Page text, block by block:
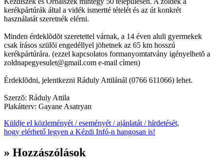
kerékpártúrák által a vidék ismertté tételét és az út konkrét
használatát szeretnék elérni.
Minden érdeklõdõt szeretettel várnak, a 14 éven aluli gyermekek
csak írásos szülõi engedéllyel jöhetnek az 65 km hosszú
kerékpártúrára. (ezzel kapcsolatos formanyomtatvány igényelhetõ a
zoldnapegyesulet@gmail.com e-mail címen)
Érdeklõdni, jelentkezni Ráduly Attilánál (0766 611066) lehet.
Szerzõ: Ráduly Attila
Plakátterv: Gayane Asatryan
Küldje el közleményét / eseményét / ajánlatát / hírdetését,
hogy elérhető legyen a Kézdi Infó-n hangosan is!
» Hozzászólások